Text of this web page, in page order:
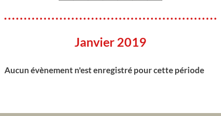
Janvier 2019
Aucun évènement n'est enregistré pour cette période